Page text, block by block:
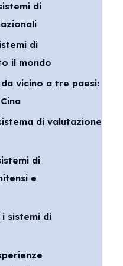
di
di
il mondo
vicino a tre paesi:
di valutazione
di
e
sistemi di